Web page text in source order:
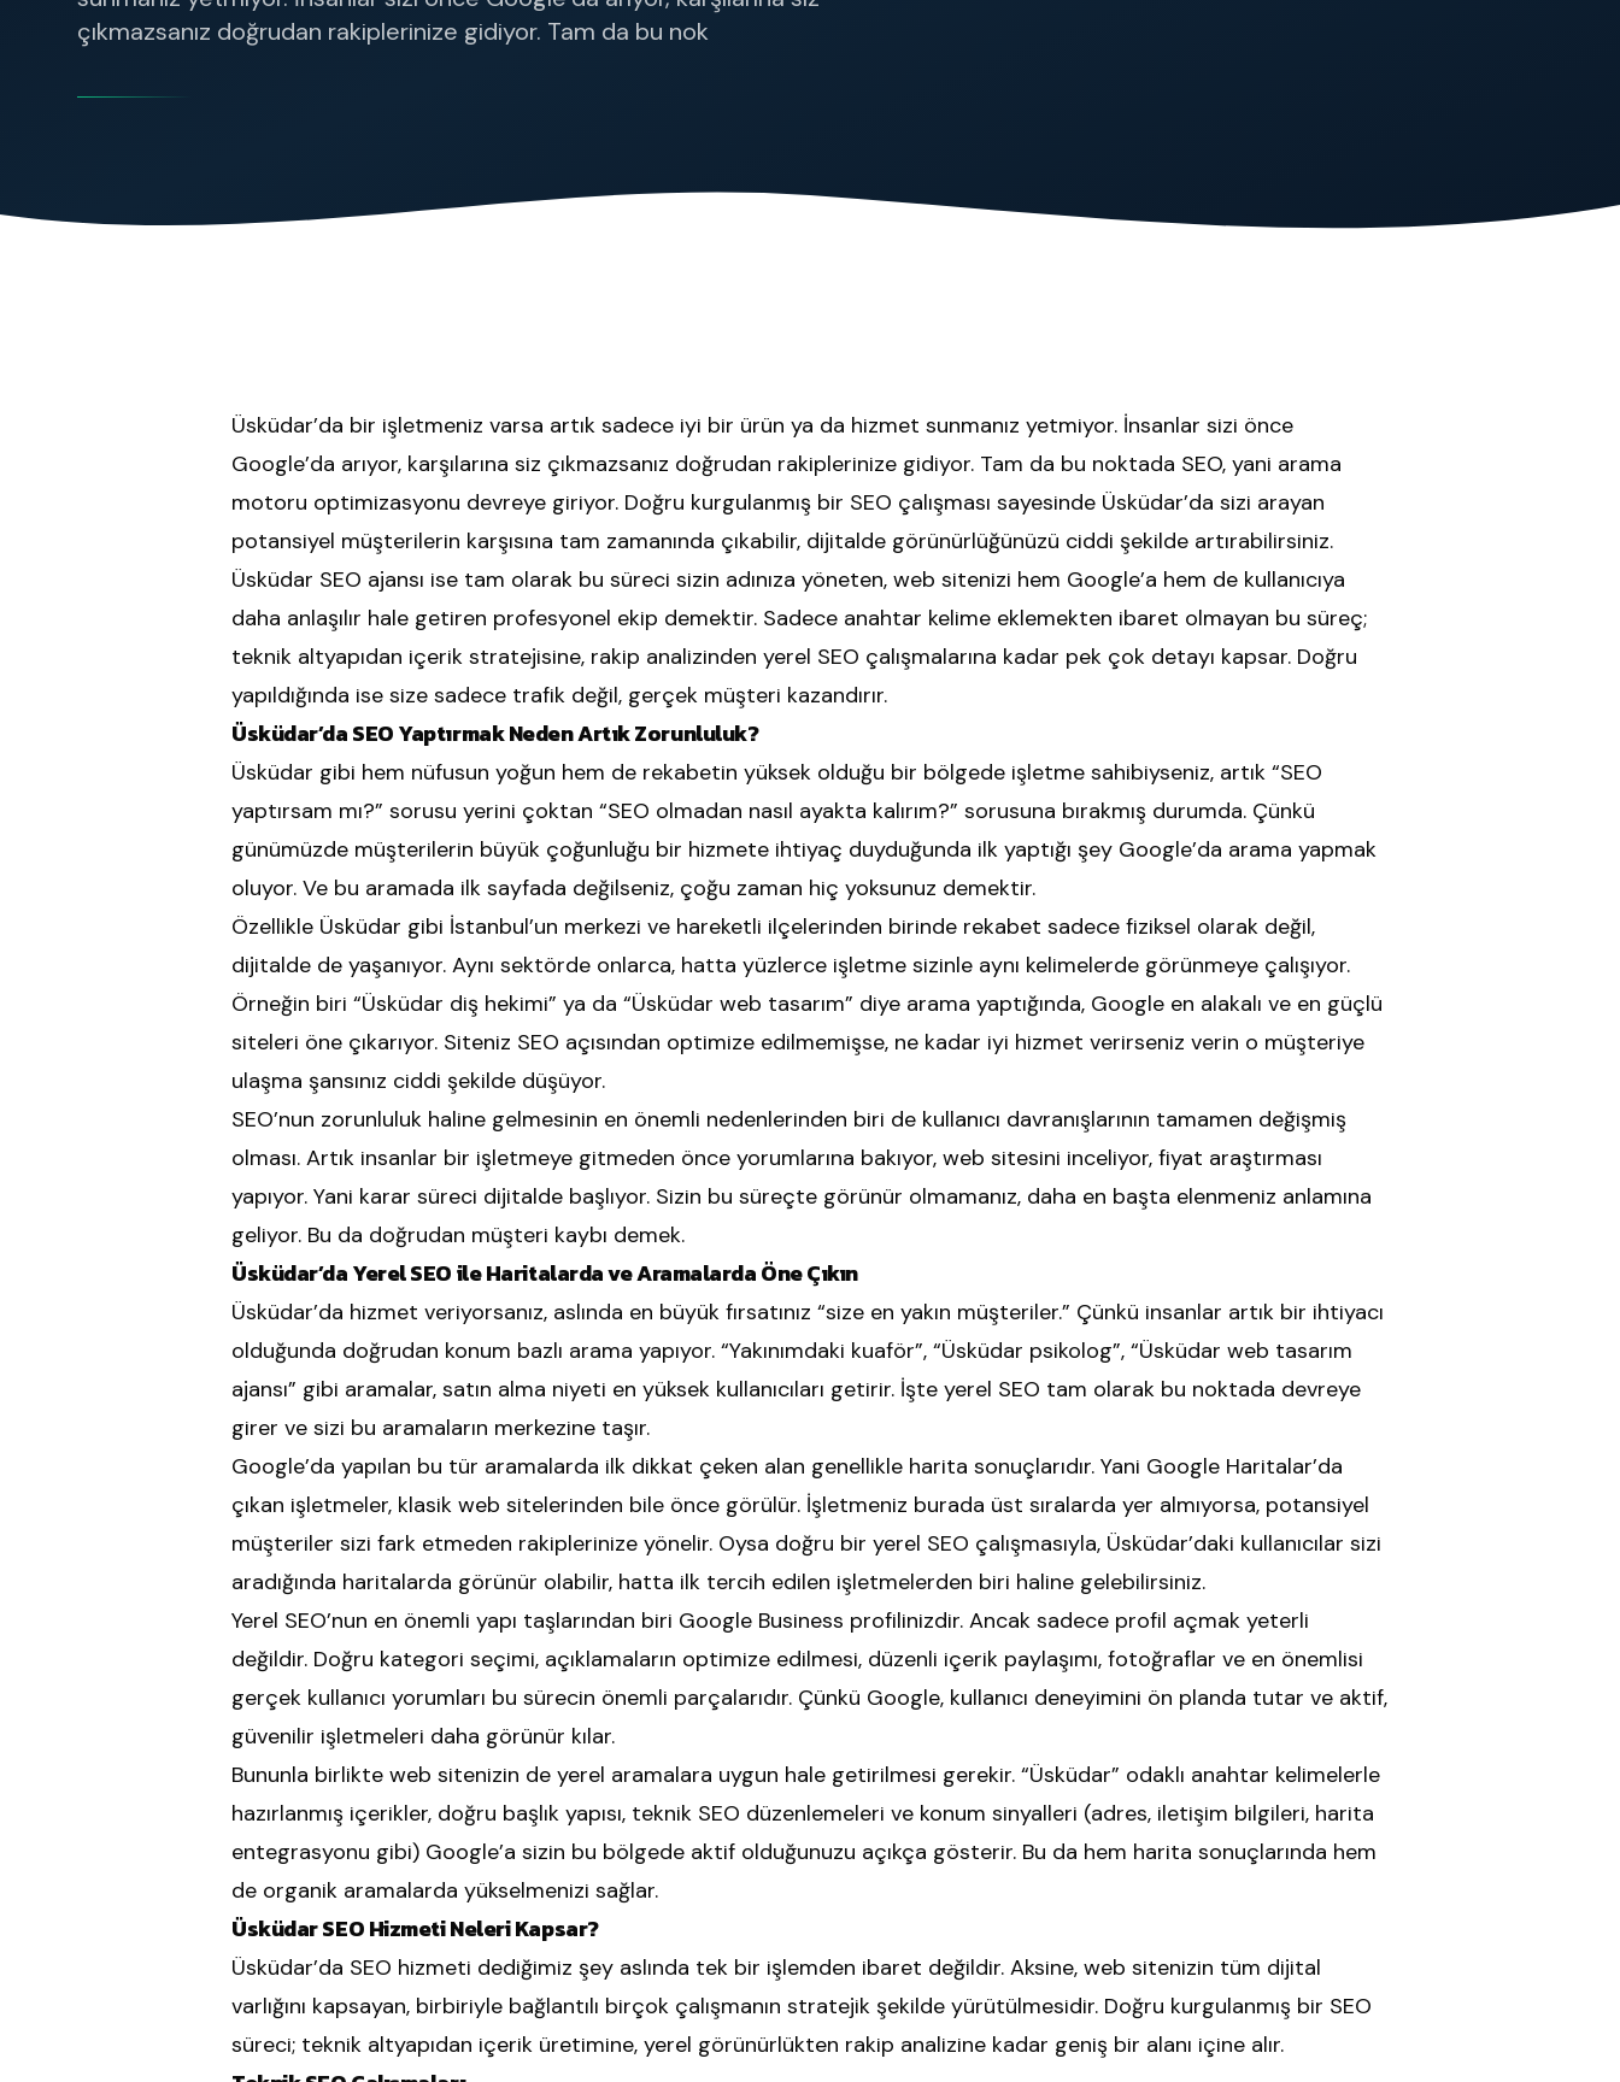
Marka bilinirliği ve topluluk büyütme
çıkmazsanız doğrudan rakiplerinize gidiyor. Tam da bu nok
Üsküdar’da bir işletmeniz varsa artık sadece iyi bir ürün ya da hizmet sunmanız yetmiyor. İnsanlar sizi önce
Google’da arıyor, karşılarına siz çıkmazsanız doğrudan rakiplerinize gidiyor. Tam da bu noktada SEO, yani arama
motoru optimizasyonu devreye giriyor. Doğru kurgulanmış bir SEO çalışması sayesinde Üsküdar’da sizi arayan
potansiyel müşterilerin karşısına tam zamanında çıkabilir, dijitalde görünürlüğünüzü ciddi şekilde artırabilirsiniz.
Üsküdar SEO ajansı ise tam olarak bu süreci sizin adınıza yöneten, web sitenizi hem Google’a hem de kullanıcıya
daha anlaşılır hale getiren profesyonel ekip demektir. Sadece anahtar kelime eklemekten ibaret olmayan bu süreç;
teknik altyapıdan içerik stratejisine, rakip analizinden yerel SEO çalışmalarına kadar pek çok detayı kapsar. Doğru
yapıldığında ise size sadece trafik değil, gerçek müşteri kazandırır.
Üsküdar’da SEO Yaptırmak Neden Artık Zorunluluk?
Üsküdar gibi hem nüfusun yoğun hem de rekabetin yüksek olduğu bir bölgede işletme sahibiyseniz, artık “SEO
yaptırsam mı?” sorusu yerini çoktan “SEO olmadan nasıl ayakta kalırım?” sorusuna bırakmış durumda. Çünkü
günümüzde müşterilerin büyük çoğunluğu bir hizmete ihtiyaç duyduğunda ilk yaptığı şey Google’da arama yapmak
oluyor. Ve bu aramada ilk sayfada değilseniz, çoğu zaman hiç yoksunuz demektir.
Özellikle Üsküdar gibi İstanbul’un merkezi ve hareketli ilçelerinden birinde rekabet sadece fiziksel olarak değil,
dijitalde de yaşanıyor. Aynı sektörde onlarca, hatta yüzlerce işletme sizinle aynı kelimelerde görünmeye çalışıyor.
Örneğin biri “Üsküdar diş hekimi” ya da “Üsküdar web tasarım” diye arama yaptığında, Google en alakalı ve en güçlü
siteleri öne çıkarıyor. Siteniz SEO açısından optimize edilmemişse, ne kadar iyi hizmet verirseniz verin o müşteriye
ulaşma şansınız ciddi şekilde düşüyor.
SEO’nun zorunluluk haline gelmesinin en önemli nedenlerinden biri de kullanıcı davranışlarının tamamen değişmiş
olması. Artık insanlar bir işletmeye gitmeden önce yorumlarına bakıyor, web sitesini inceliyor, fiyat araştırması
yapıyor. Yani karar süreci dijitalde başlıyor. Sizin bu süreçte görünür olmamanız, daha en başta elenmeniz anlamına
geliyor. Bu da doğrudan müşteri kaybı demek.
Üsküdar’da Yerel SEO ile Haritalarda ve Aramalarda Öne Çıkın
Üsküdar’da hizmet veriyorsanız, aslında en büyük fırsatınız “size en yakın müşteriler.” Çünkü insanlar artık bir ihtiyacı
olduğunda doğrudan konum bazlı arama yapıyor. “Yakınımdaki kuaför”, “Üsküdar psikolog”, “Üsküdar web tasarım
ajansı” gibi aramalar, satın alma niyeti en yüksek kullanıcıları getirir. İşte yerel SEO tam olarak bu noktada devreye
girer ve sizi bu aramaların merkezine taşır.
Google’da yapılan bu tür aramalarda ilk dikkat çeken alan genellikle harita sonuçlarıdır. Yani Google Haritalar’da
çıkan işletmeler, klasik web sitelerinden bile önce görülür. İşletmeniz burada üst sıralarda yer almıyorsa, potansiyel
müşteriler sizi fark etmeden rakiplerinize yönelir. Oysa doğru bir yerel SEO çalışmasıyla, Üsküdar’daki kullanıcılar sizi
aradığında haritalarda görünür olabilir, hatta ilk tercih edilen işletmelerden biri haline gelebilirsiniz.
Yerel SEO’nun en önemli yapı taşlarından biri Google Business profilinizdir. Ancak sadece profil açmak yeterli
değildir. Doğru kategori seçimi, açıklamaların optimize edilmesi, düzenli içerik paylaşımı, fotoğraflar ve en önemlisi
gerçek kullanıcı yorumları bu sürecin önemli parçalarıdır. Çünkü Google, kullanıcı deneyimini ön planda tutar ve aktif,
güvenilir işletmeleri daha görünür kılar.
Bununla birlikte web sitenizin de yerel aramalara uygun hale getirilmesi gerekir. “Üsküdar” odaklı anahtar kelimelerle
hazırlanmış içerikler, doğru başlık yapısı, teknik SEO düzenlemeleri ve konum sinyalleri (adres, iletişim bilgileri, harita
entegrasyonu gibi) Google’a sizin bu bölgede aktif olduğunuzu açıkça gösterir. Bu da hem harita sonuçlarında hem
de organik aramalarda yükselmenizi sağlar.
Üsküdar SEO Hizmeti Neleri Kapsar?
Üsküdar’da SEO hizmeti dediğimiz şey aslında tek bir işlemden ibaret değildir. Aksine, web sitenizin tüm dijital
varlığını kapsayan, birbiriyle bağlantılı birçok çalışmanın stratejik şekilde yürütülmesidir. Doğru kurgulanmış bir SEO
süreci; teknik altyapıdan içerik üretimine, yerel görünürlükten rakip analizine kadar geniş bir alanı içine alır.